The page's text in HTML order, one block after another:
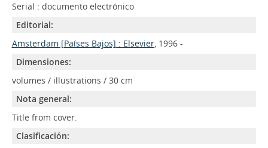
Serial : documento electrónico
Editorial:
Amsterdam [Países Bajos] : Elsevier, 1996 -
Dimensiones:
volumes / illustrations / 30 cm
Nota general:
Title from cover.
Clasificación: